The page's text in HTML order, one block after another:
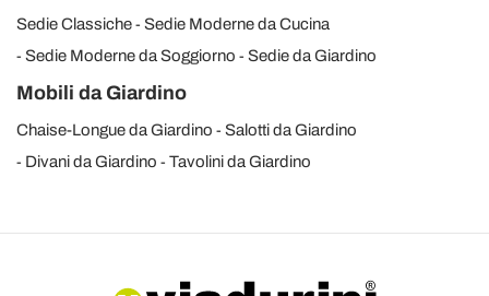
Sedie Classiche
Sedie Moderne da Cucina
Sedie Moderne da Soggiorno
Sedie da Giardino
Mobili da Giardino
Chaise-Longue da Giardino
Salotti da Giardino
Divani da Giardino
Tavolini da Giardino